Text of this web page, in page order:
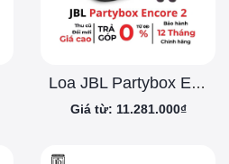
Loa JBL Partybox Encore 2 Kèm 2 Mic
Giá từ: 11.281.000₫